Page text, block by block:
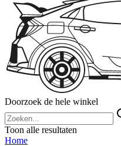
Doorzoek de hele winkel
Toon alle resultaten
Home